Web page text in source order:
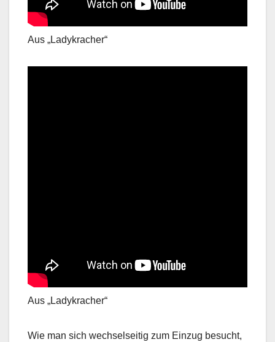
Aus „Ladykracher“
Aus „Ladykracher“
Wie man sich wechselseitig zum Einzug besucht,